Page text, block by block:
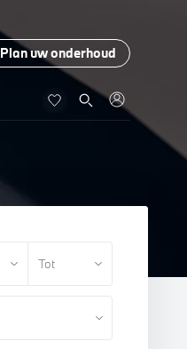
Plan uw onderhoud